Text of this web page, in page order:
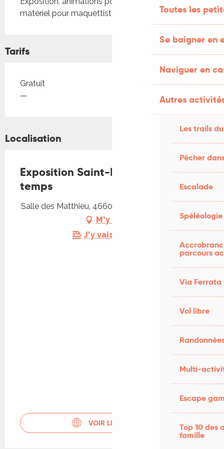
Toutes les
Se baigner en
Naviguer en
Autres
Les trails
Pêcher
Escalade
Spéléologie
parcours
Via Ferrata
Vol libre
Multi-
Escape
Top 10 des
famille
matériel pour maquettistes ferroviaires
Tarifs
Tarifs 2026
Gratuit
—
Localisation
Exposition Saint-Denis au fil du
temps
Salle des Matthieu, 46600 Saint-Denis-lès-Martel
M'y rendre
J'y vais en train !
VOIR LES SITES WEB